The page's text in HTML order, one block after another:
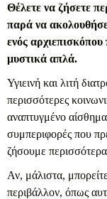
Θέλετε να ζήσετε
παρά να
ενός
μυστικά απλά.
Υγιεινή και λιτή
περισσότερες
αναπτυγμένο αίσθημα
συμπεριφορές που
ζήσουμε
Αν, μάλιστα,
περιβάλλον, όπως